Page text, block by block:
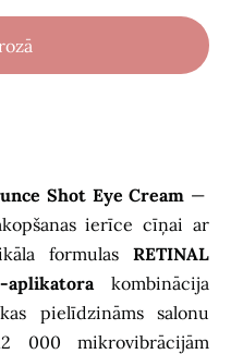
Shot Eye Cream —
ierīce cīņai ar
formulas RETINAL
kombinācija
pielīdzināms salonu
000 mikrovibrācijām